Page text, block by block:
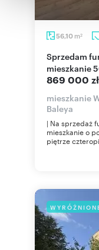
korzystania z ich
56,10 m2
Sprzedam funkcjonalne 3-pokojowe
mieszkanie
869 000 zł
mieszkanie
Baleya
| Na sprzedaż
mieszkanie o
piętrze